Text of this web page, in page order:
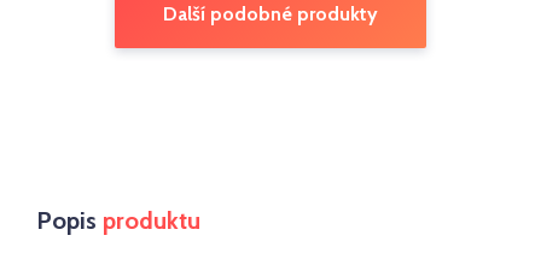
Další podobné produkty
Popis produktu